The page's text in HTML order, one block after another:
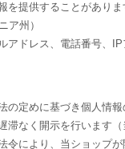
提供することがありま
ア州）
アドレス、電話番号、
の定めに基づき個人情
滞なく開示を行います
令により、当ショップ